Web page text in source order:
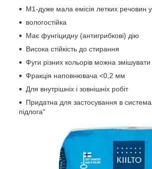
М1-дуже мала емісія летких речовин у
вологостійка
Має фунгіцидну (антигрибкові) дію
Висока стійкість до стирання
Фуги різних кольорів можна змішувати
Фракція наповнювача <0,2 мм
Для внутрішніх і зовнішніх робіт
Придатна для застосування в
підлога"